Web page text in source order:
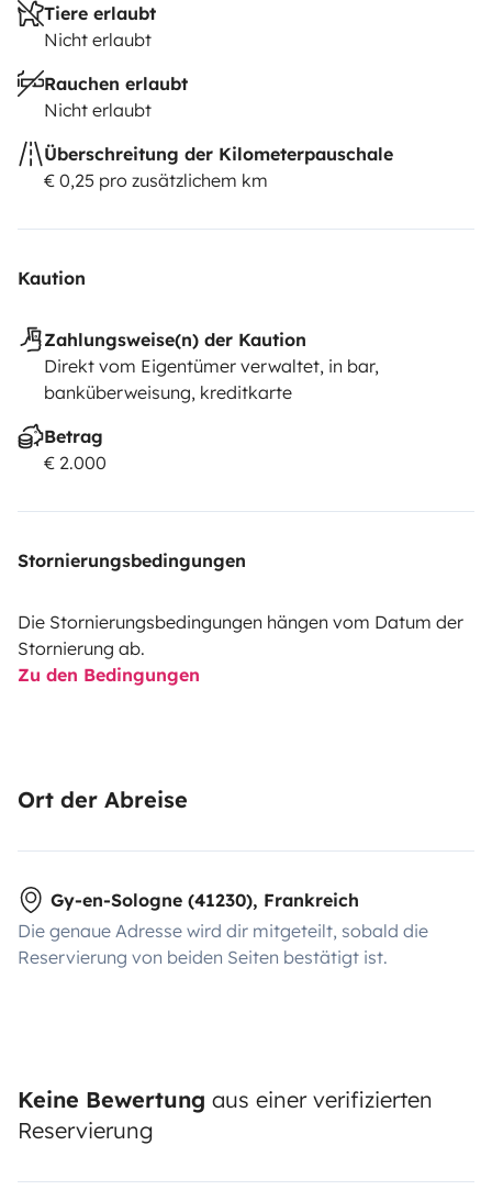
Tiere erlaubt
Nicht erlaubt
Rauchen erlaubt
Nicht erlaubt
Überschreitung der Kilometerpauschale
€ 0,25 pro zusätzlichem km
Kaution
Zahlungsweise(n) der Kaution
Direkt vom Eigentümer verwaltet, in bar,
banküberweisung, kreditkarte
Betrag
€ 2.000
Stornierungsbedingungen
Die Stornierungsbedingungen hängen vom Datum der
Stornierung ab.
Zu den Bedingungen
Ort der Abreise
Gy-en-Sologne (41230), Frankreich
Die genaue Adresse wird dir mitgeteilt, sobald die
Reservierung von beiden Seiten bestätigt ist.
Keine Bewertung aus einer verifizierten
Reservierung